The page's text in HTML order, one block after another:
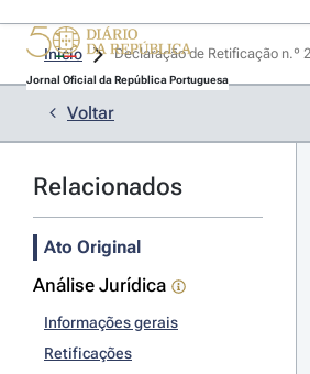
Jornal Oficial da República Portuguesa
Início
Voltar
Relacionados
Ato Original
Análise Jurídica
Informações gerais
Retificações